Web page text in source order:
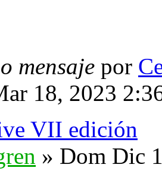
mensaje por
18, 2023
VII edición
» Dom Dic